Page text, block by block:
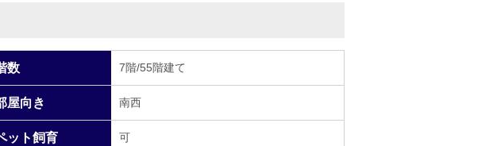
数 7階/55階建て
屋向き 南西
ット飼育 可